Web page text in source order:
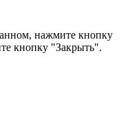
нажмите кнопку
кнопку "Закрыть".